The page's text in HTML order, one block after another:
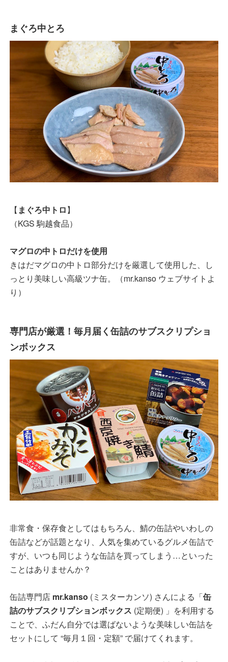
まぐろ中とろ
【 まぐろ中トロ】
（KGS 駒越食品）
マグロの中トロだけを使用
きはだマグロの中トロ部分だけを厳選して使用した、し
っとり美味しい高級ツナ缶。（mr.kanso ウェブサイトよ
り）
専門店が厳選！毎月届く缶詰のサブスクリプショ
ンボックス
非常食・保存食としてはもちろん、鯖の缶詰やいわしの
缶詰などが話題となり、人気を集めているグルメ缶詰で
すが、いつも同じような缶詰を買ってしまう…といった
ことはありませんか？
缶詰専門店 mr.kanso (ミスターカンソ) さんによる「缶
詰のサブスクリプションボックス (定期便) 」を利用する
ことで、ふだん自分では選ばないような美味しい缶詰を
セットにして “毎月１回・定額” で届けてくれます。